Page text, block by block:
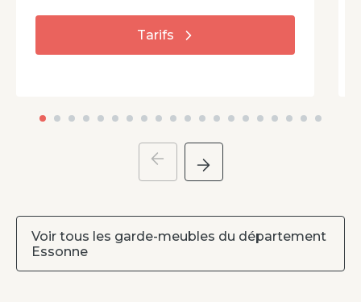
Tarifs
Voir tous les garde-meubles du département
Essonne